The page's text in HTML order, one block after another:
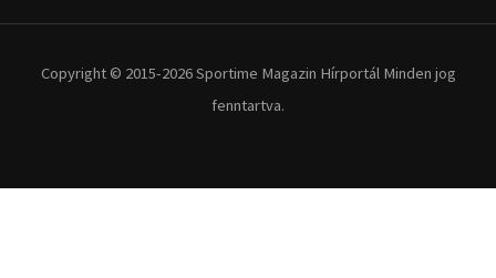
Copyright © 2015-2026 Sportime Magazin Hírportál Minden jog
fenntartva.